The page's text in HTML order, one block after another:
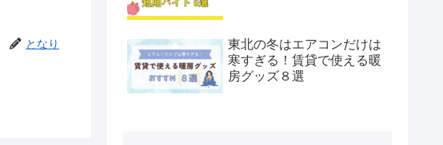
となり
東北の冬はエアコンだけは
寒すぎる！賃貸で使える暖
房グッズ８選